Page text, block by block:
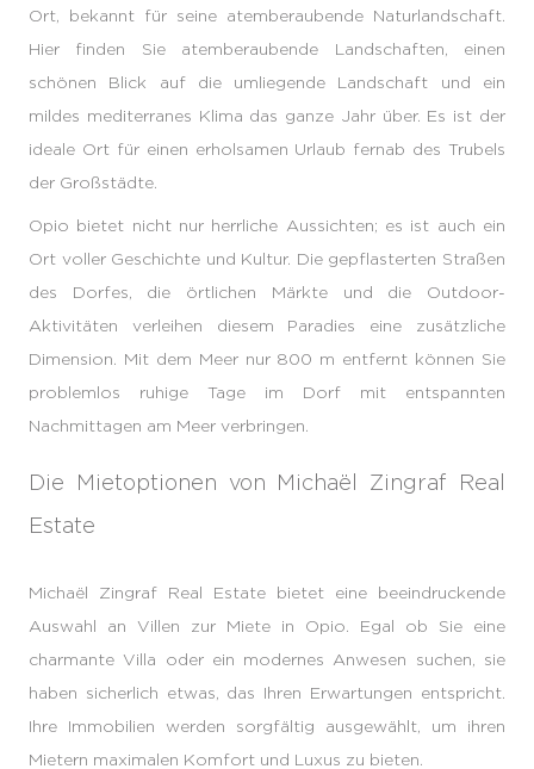
Ort, bekannt für seine atemberaubende Naturlandschaft.
Hier finden Sie atemberaubende Landschaften, einen
schönen Blick auf die umliegende Landschaft und ein
mildes mediterranes Klima das ganze Jahr über. Es ist der
ideale Ort für einen erholsamen Urlaub fernab des Trubels
der Großstädte.
Opio bietet nicht nur herrliche Aussichten; es ist auch ein
Ort voller Geschichte und Kultur. Die gepflasterten Straßen
des Dorfes, die örtlichen Märkte und die Outdoor-
Aktivitäten verleihen diesem Paradies eine zusätzliche
Dimension. Mit dem Meer nur 800 m entfernt können Sie
problemlos ruhige Tage im Dorf mit entspannten
Nachmittagen am Meer verbringen.
Die Mietoptionen von Michaël Zingraf Real
Estate
Michaël Zingraf Real Estate bietet eine beeindruckende
Auswahl an Villen zur Miete in Opio. Egal ob Sie eine
charmante Villa oder ein modernes Anwesen suchen, sie
haben sicherlich etwas, das Ihren Erwartungen entspricht.
Ihre Immobilien werden sorgfältig ausgewählt, um ihren
Mietern maximalen Komfort und Luxus zu bieten.